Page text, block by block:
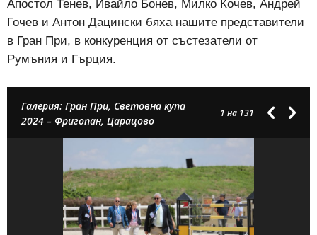
Апостол Тенев, Ивайло Бонев, Милко Кочев, Андрей
Гочев и Антон Дацински бяха нашите представители
в Гран При, в конкуренция от състезатели от
Румъния и Гърция.
Галерия: Гран При, Световна купа
2024 – Фригопан, Царацово
1 на 131